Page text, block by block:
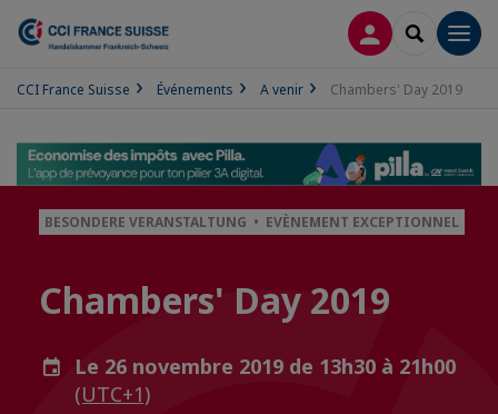
CONNEXION
CCI France Suisse Événements A venir Chambers' Day 2019
BESONDERE VERANSTALTUNG • EVÈNEMENT EXCEPTIONNEL
Chambers' Day 2019
Le 26 novembre 2019 de 13h30 à 21h00
(UTC+1)